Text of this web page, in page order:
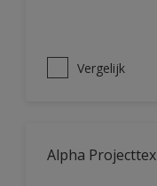
Vergelijk
Alpha Projecttex